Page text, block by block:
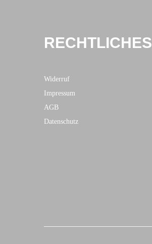
RECHTLICHES
Widerruf
Impressum
AGB
Datenschutz